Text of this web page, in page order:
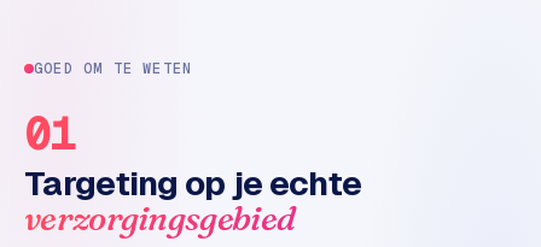
e
W
o
n
GOED OM TE WETEN
01
Targeting op je echte
verzorgingsgebied